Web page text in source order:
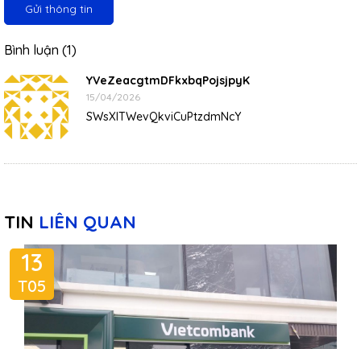
Gửi thông tin
Bình luận (1)
YVeZeacgtmDFkxbqPojsjpyK
15/04/2026
SWsXlTWevQkviCuPtzdmNcY
TIN LIÊN QUAN
13
T05